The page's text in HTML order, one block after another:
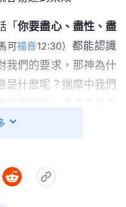
「你要盡心、盡性、盡
可福音12:30） 都能認識
我們的要求，那神為什
是什麽呢？揣摩中我們
如何滿足自己的利益，
。神的性情聖潔、公